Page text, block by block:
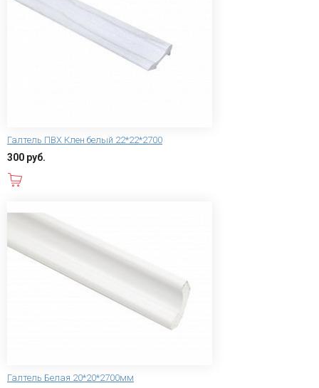
Галтель ПВХ Клен белый 22*22*2700
300 руб.
Галтель Белая 20*20*2700мм